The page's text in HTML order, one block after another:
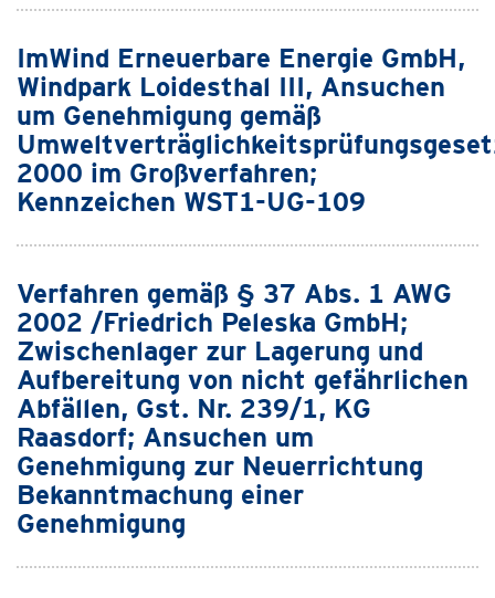
ImWind Erneuerbare Energie GmbH,
Windpark Loidesthal III, Ansuchen
um Genehmigung gemäß
2000 im Großverfahren;
Kennzeichen WST1-UG-109
Verfahren gemäß § 37 Abs. 1 AWG
2002 /Friedrich Peleska GmbH;
Zwischenlager zur Lagerung und
Aufbereitung von nicht gefährlichen
Abfällen, Gst. Nr. 239/1, KG
Raasdorf; Ansuchen um
Genehmigung zur Neuerrichtung
Bekanntmachung einer
Genehmigung